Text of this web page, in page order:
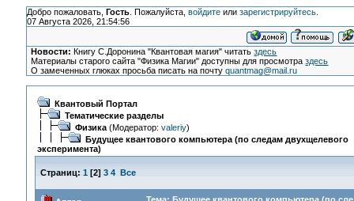
Добро пожаловать, Гость. Пожалуйста, войдитеили зарегистрируйтесь.
07 Августа 2026, 21:54:56
Новости: Книгу С.Доронина "Квантовая магия" читатьздесь
Материалы старого сайта "Физика Магии" доступны для просмотраздесь
О замеченных глюках просьба писать на почтуquantmag@mail.ru
Квантовый Портал
Тематические разделы
Физика(Модератор: valeriy)
Будущее квантового компьютера (по следам двухщелевого
эксперимента)
Страниц: 1 [2] 3 4 Все